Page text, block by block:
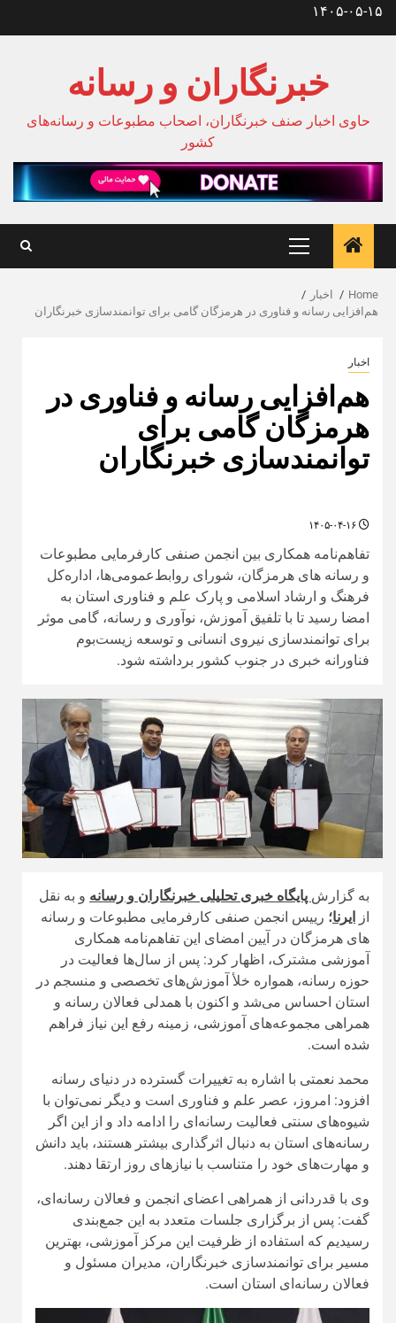
Skip۱۴۰۵-۰۵-۱۵
خبرنگاران و رسانه
حاوی اخبار صنف خبرنگاران، اصحاب مطبوعات و رسانه‌های
کشور
Primary
Menu
Home
اخبار
هم‌افزایی رسانه و فناوری در هرمزگان گامی برای توانمندسازی خبرنگاران
اخبار
هم‌افزایی رسانه و فناوری در
هرمزگان گامی برای
توانمندسازی خبرنگاران
تفاهم‌نامه همکاری بین انجمن صنفی کارفرمایی مطبوعات
و رسانه‌ های هرمزگان، شورای روابط‌عمومی‌ها، اداره‌کل
فرهنگ و ارشاد اسلامی و پارک علم و فناوری استان به
امضا رسید تا با تلفیق آموزش، نوآوری و رسانه، گامی موثر
برای توانمندسازی نیروی انسانی و توسعه زیست‌بوم
فناورانه خبری در جنوب کشور برداشته شود.
به گزارش پایگاه خبری تحلیلی خبرنگاران و رسانه و به نقل
از ایرنا؛ رییس انجمن صنفی کارفرمایی مطبوعات و رسانه‌
های هرمزگان در آیین امضای این تفاهم‌نامه همکاری
آموزشی مشترک، اظهار کرد: پس از سال‌ها فعالیت در
حوزه رسانه، همواره خلأ آموزش‌های تخصصی و منسجم در
استان احساس می‌شد و اکنون با همدلی فعالان رسانه و
همراهی مجموعه‌های آموزشی، زمینه رفع این نیاز فراهم
شده است.
محمد نعمتی با اشاره به تغییرات گسترده در دنیای رسانه
افزود: امروز، عصر علم و فناوری است و دیگر نمی‌توان با
شیوه‌های سنتی فعالیت رسانه‌ای را ادامه داد و از این اگر
رسانه‌های استان به دنبال اثرگذاری بیشتر هستند، باید دانش
و مهارت‌های خود را متناسب با نیازهای روز ارتقا دهند.
وی با قدردانی از همراهی اعضای انجمن و فعالان رسانه‌ای،
گفت: پس از برگزاری جلسات متعدد به این جمع‌بندی
رسیدیم که استفاده از ظرفیت این مرکز آموزشی، بهترین
مسیر برای توانمندسازی خبرنگاران، مدیران مسئول و
فعالان رسانه‌ای استان است.